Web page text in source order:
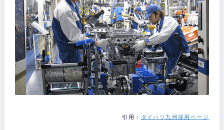
引用： ダイハツ九州採用ページ